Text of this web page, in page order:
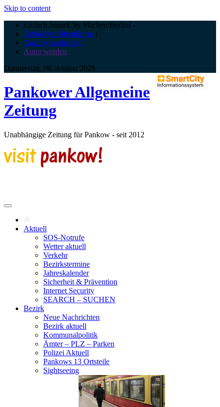
Skip to content
Einfach.SmartCity.Machen:Berlin! -
Artikel veröffentlichen |
Anzeige aufgeben |
Autor werden
Donnerstag, 06. August 2026
Pankower Allgemeine
Zeitung
Unabhängige Zeitung für Pankow - seit 2012
Aktuell
SOS-Notrufe
Wetter aktuell
Verkehr
Bezirkstermine
Jahreskalender
Sicherheit & Prävention
Internet Security
SEARCH – SUCHEN
Bezirk
Neue Nachrichten
Bezirk aktuell
Kommunalpolitik
Ämter – PLZ – Parken
Polizei Aktuell
Pankows 13 Ortsteile
Sightseeing